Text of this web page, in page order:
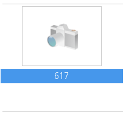
617